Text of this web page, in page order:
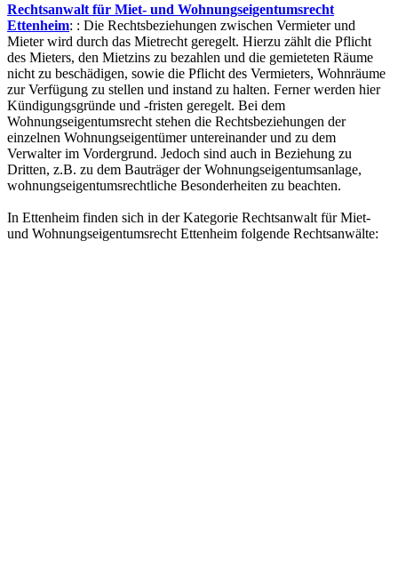
Rechtsanwalt für Miet- und Wohnungseigentumsrecht
Ettenheim: : Die Rechtsbeziehungen zwischen Vermieter und
Mieter wird durch das Mietrecht geregelt. Hierzu zählt die Pflicht
des Mieters, den Mietzins zu bezahlen und die gemieteten Räume
nicht zu beschädigen, sowie die Pflicht des Vermieters, Wohnräume
zur Verfügung zu stellen und instand zu halten. Ferner werden hier
Kündigungsgründe und -fristen geregelt. Bei dem
Wohnungseigentumsrecht stehen die Rechtsbeziehungen der
einzelnen Wohnungseigentümer untereinander und zu dem
Verwalter im Vordergrund. Jedoch sind auch in Beziehung zu
Dritten, z.B. zu dem Bauträger der Wohnungseigentumsanlage,
wohnungseigentumsrechtliche Besonderheiten zu beachten.
In Ettenheim finden sich in der Kategorie Rechtsanwalt für Miet-
und Wohnungseigentumsrecht Ettenheim folgende Rechtsanwälte: